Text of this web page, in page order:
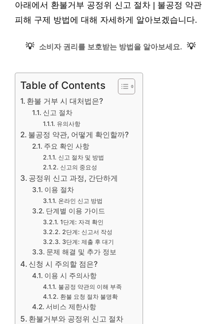
아래에서 환불거부 공정위 신고 절차 | 불공정 약관
피해 구제 방법에 대해 자세하게 알아보겠습니다.
💡 소비자 권리를 보호받는 방법을 알아보세요. 💡
Table of Contents
환불 거부 시 대처법은?
신고 절차
유의사항
불공정 약관, 어떻게 확인할까?
주요 확인 사항
신고 절차 및 방법
신고의 중요성
공정위 신고 과정, 간단하게
이용 절차
온라인 신고 방법
단계별 이용 가이드
1단계: 자격 확인
2단계: 신고서 작성
3단계: 제출 후 대기
문제 해결 및 추가 정보
신청 시 주의할 점은?
이용 시 주의사항
불공정 약관의 이해 부족
환불 요청 절차 불명확
서비스 제한사항
환불거부와 공정위 신고 절차